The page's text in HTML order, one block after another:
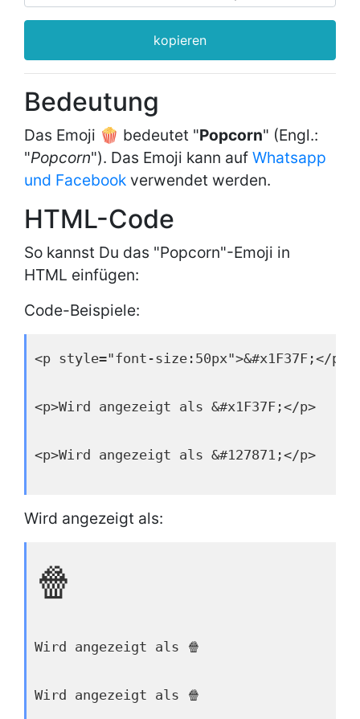
kopieren
Bedeutung
Das Emoji 🍿 bedeutet "Popcorn" (Engl.:
"Popcorn"). Das Emoji kann auf Whatsapp
und Facebook verwendet werden.
HTML-Code
So kannst Du das "Popcorn"-Emoji in
HTML einfügen:
Code-Beispiele:
<p style="font-size:50px">&#x1F37F;</p>
<p>Wird angezeigt als &#x1F37F;</p>
<p>Wird angezeigt als &#127871;</p>
Wird angezeigt als:
🍿
Wird angezeigt als 🍿
Wird angezeigt als 🍿